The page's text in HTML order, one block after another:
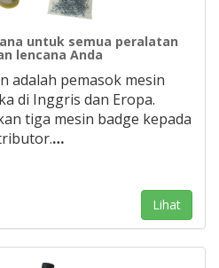
untuk semua peralatan
lencana Anda
adalah pemasok mesin
di Inggris dan Eropa.
tiga mesin badge kepada
…
Lihat